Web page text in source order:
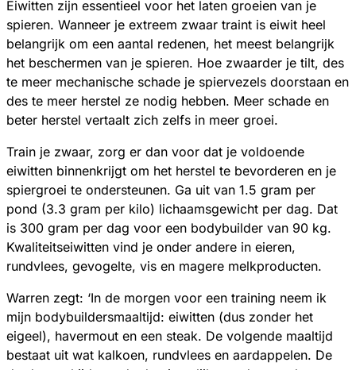
Eiwitten zijn essentieel voor het laten groeien van je
spieren. Wanneer je extreem zwaar traint is eiwit heel
belangrijk om een aantal redenen, het meest belangrijk
het beschermen van je spieren. Hoe zwaarder je tilt, des
te meer mechanische schade je spiervezels doorstaan en
des te meer herstel ze nodig hebben. Meer schade en
beter herstel vertaalt zich zelfs in meer groei.
Train je zwaar, zorg er dan voor dat je voldoende
eiwitten binnenkrijgt om het herstel te bevorderen en je
spiergroei te ondersteunen. Ga uit van 1.5 gram per
pond (3.3 gram per kilo) lichaamsgewicht per dag. Dat
is 300 gram per dag voor een bodybuilder van 90 kg.
Kwaliteitseiwitten vind je onder andere in eieren,
rundvlees, gevogelte, vis en magere melkproducten.
Warren zegt: ‘In de morgen voor een training neem ik
mijn bodybuildersmaaltijd: eiwitten (dus zonder het
eigeel), havermout en een steak. De volgende maaltijd
bestaat uit wat kalkoen, rundvlees en aardappelen. De